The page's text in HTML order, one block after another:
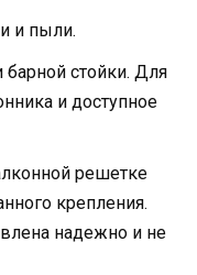
и пыли.
барной стойки. Для
и доступное
решетке
крепления.
надежно и не